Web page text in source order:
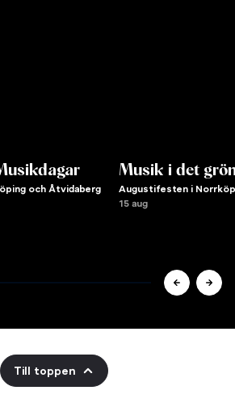
och Åtvidaberg
Musik i det
Augustifesten i
15 aug
Till toppen